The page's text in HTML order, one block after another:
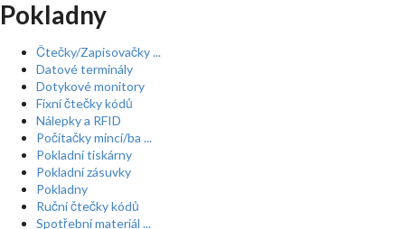
Pokladny
Čtečky/Zapisovačky ...
Datové terminály
Dotykové monitory
Fixní čtečky kódů
Nálepky a RFID
Počítačky mincí/ba ...
Pokladní tiskárny
Pokladní zásuvky
Pokladny
Ruční čtečky kódů
Spotřební materiál ...